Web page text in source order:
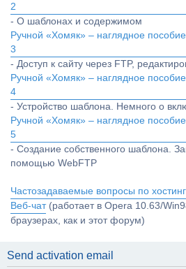
2
- О шаблонах и содержимом
Ручной «Хомяк» – наглядное
3
- Доступ к сайту через FTP,
Ручной «Хомяк» – наглядное
4
- Устройство шаблона. Немного о
Ручной «Хомяк» – наглядное
5
- Создание собственного шаблона.
помощью WebFTP
Частозадаваемые вопросы по
Веб-чат(работает в Opera 10.63/
браузерах, как и этот форум)
Send activation email